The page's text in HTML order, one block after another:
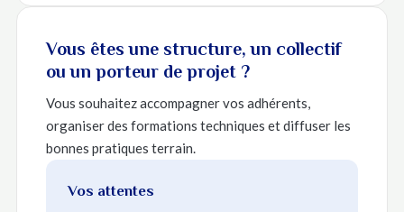
Vous êtes une structure, un collectif
ou un porteur de projet ?
Vous souhaitez accompagner vos adhérents,
organiser des formations techniques et diffuser les
bonnes pratiques terrain.
Vos attentes